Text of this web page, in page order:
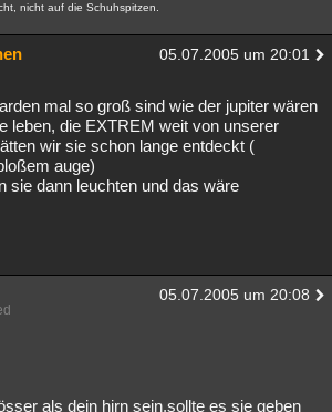
nicht auf die Schuhspitzen.
05.07.2005 um 20:01
mal so groß sind wie der jupiter wären
leben, die EXTREM weit von unserer
wir sie schon lange entdeckt (
auge)
sie dann leuchten und das wäre
05.07.2005 um 20:08
als dein hirn sein,sollte es sie geben